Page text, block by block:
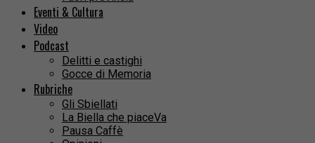
Eventi & Cultura
Video
Podcast
Delitti e castighi
Gocce di Memoria
Rubriche
Gli Sbiellati
La Biella che piaceVa
Pausa Caffè